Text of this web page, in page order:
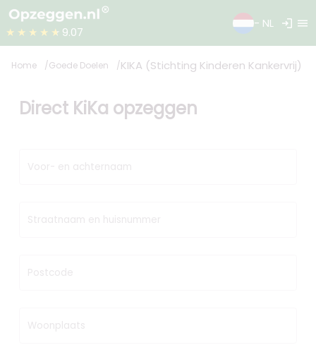
★★★★★ 9.07
- NL login menu
Home Goede Doelen KIKA (Stichting Kinderen Kankervrij)
Direct KiKa opzeggen
Voor- en achternaam
Straatnaam en huisnummer
Postcode
Woonplaats